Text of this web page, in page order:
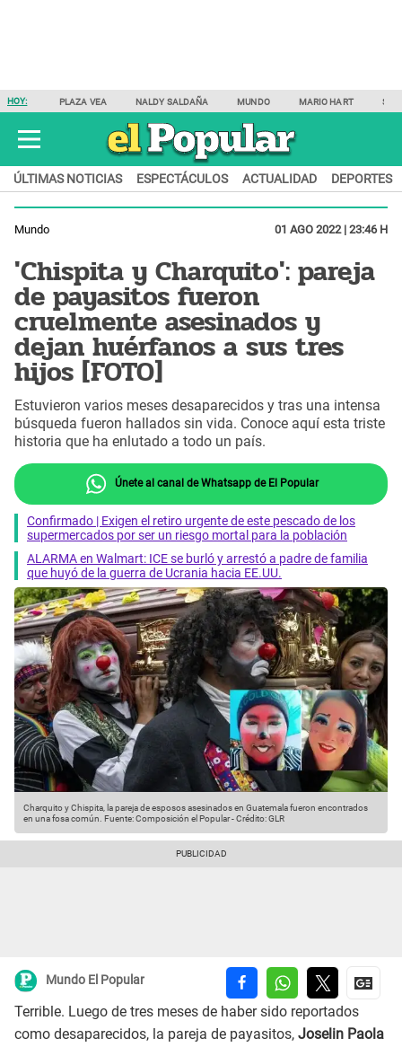
HOY: PLAZA VEA NALDY SALDAÑA MUNDO MARIO HART
ÚLTIMAS NOTICIAS ESPECTÁCULOS ACTUALIDAD DEPORTES
Mundo 01 AGO 2022 | 23:46 H
'Chispita y Charquito': pareja
de payasitos fueron
cruelmente asesinados y
dejan huérfanos a sus tres
hijos [FOTO]
Estuvieron varios meses desaparecidos y tras una intensa
búsqueda fueron hallados sin vida. Conoce aquí esta triste
historia que ha enlutado a todo un país.
Únete al canal de Whatsapp de El Popular
Confirmado | Exigen el retiro urgente de este pescado de los
supermercados por ser un riesgo mortal para la población
ALARMA en Walmart: ICE se burló y arrestó a padre de familia
que huyó de la guerra de Ucrania hacia EE.UU.
Charquito y Chispita, la pareja de esposos asesinados en Guatemala fueron encontrados
en una fosa común. Fuente: Composición el Popular-Crédito: GLR
Mundo El Popular
Terrible. Luego de tres meses de haber sido reportados
como desaparecidos, la pareja de payasitos, Joselin Paola